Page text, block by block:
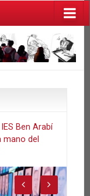
IES Ben Arabí
mano del